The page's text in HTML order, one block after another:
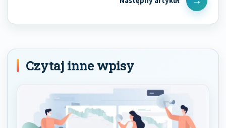
Next
Post
Czytaj inne wpisy